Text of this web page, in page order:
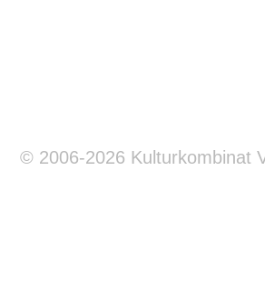
© 2006-2026